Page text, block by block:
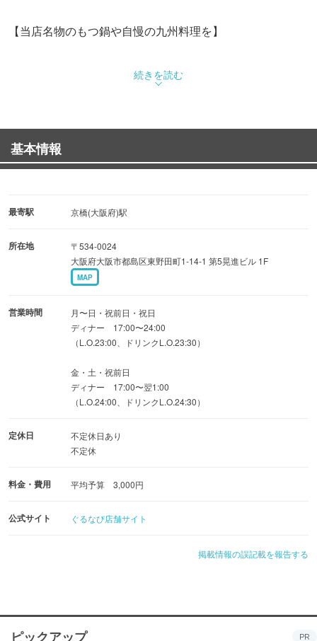
【当店名物のもつ鍋や自慢の九州料理を】
当店名物のもつ鍋は最高級黒毛和牛の小腸のみを使用して
もつを軽く炙って余分な脂を落とし、香ばしさを出すこと
で濃厚で贅沢な味わいをご堪能いただけます。
秘伝の継ぎ足し甘辛タレにくぐらせ、
数種のスパイスを振りかけた深みのある美味しさがたまら
ない自慢の逸品。
続きを読む
基本情報
最寄駅 京橋(大阪府)駅
所在地
〒534-0024
大阪府大阪市都島区東野田町1-14-1 第5晃進ビル 1F
MAP
営業時間
月〜日・祝前日・祝日
ディナー 17:00〜24:00
（L.O.23:00、ドリンクL.O.23:30）
金・土・祝前日
ディナー 17:00〜翌1:00
（L.O.24:00、ドリンクL.O.24:30）
定休日
不定休日あり
不定休
料金・費用 平均予算 3,000円
公式サイト ぐるなび店舗サイト
掲載情報の誤記載を報告する
ピックアップ PR